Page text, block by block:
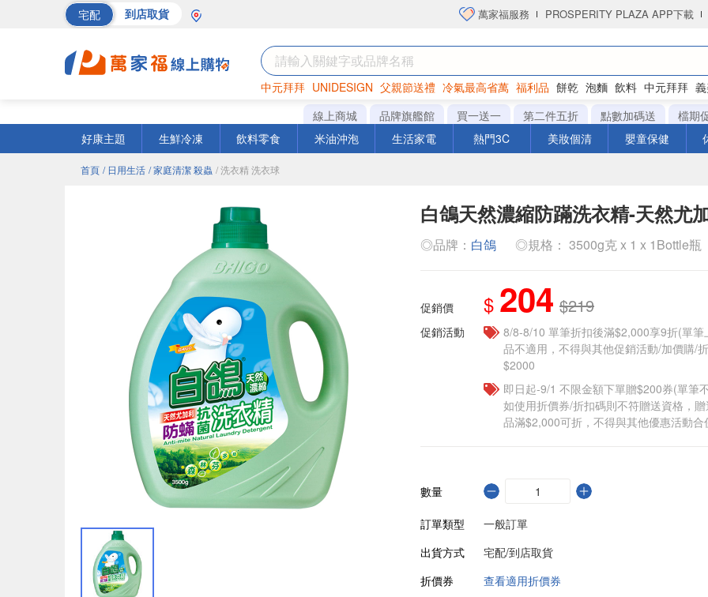
宅配 到店取貨 萬家福服務 PROSPERITY PLAZA APP下載
中元拜拜 UNIDESIGN 父親節送禮 冷氣最高省萬 福利品 餅乾 泡麵 飲料 中元拜拜
罐頭 海苔 洋芋片
線上商城 品牌旗艦館 買一送一 第二件五折 點數加碼送
檔期
好康主題
生鮮冷凍 飲料零食 米油沖泡 生活家電 熱門3C 美妝個清 嬰童保健
首頁 / 日用生活 / 家庭清潔 殺蟲 / 洗衣精 洗衣球
白鴿天然濃縮防蹣洗衣精-天然尤
◎品牌： 白鴿 ◎規格： 3500g克 x 1 x 1Bottle瓶
促銷價 $ 204 $219
促銷活動
8/8-8/10 單筆折扣後滿$2,000享9折(單
品不適用，不得與其他促銷活動/加價購/
$2000
即日起-9/1 不限金額下單贈$200券(單筆
如使用折價券/折扣碼則不符贈送資格，
品滿$2,000可折，不得與其他優惠活動合
數量
訂單類型
一般訂單
出貨方式
宅配/到店取貨
折價券
查看適用折價券